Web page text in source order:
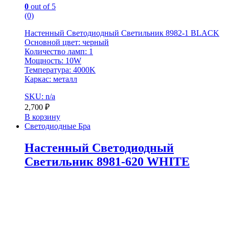
0 out of 5
(0)
Настенный Светодиодный Светильник 8982-1 BLACK
Основной цвет: черный
Количество ламп: 1
Мощность: 10W
Температура: 4000K
Каркас: металл
SKU: n/a
2,700 ₽
В корзину
Светодиодные Бра
Настенный Светодиодный
Светильник 8981-620 WHITE